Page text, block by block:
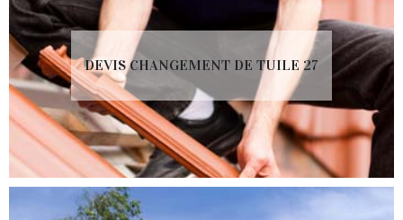
DEVIS CHANGEMENT DE TUILE 27